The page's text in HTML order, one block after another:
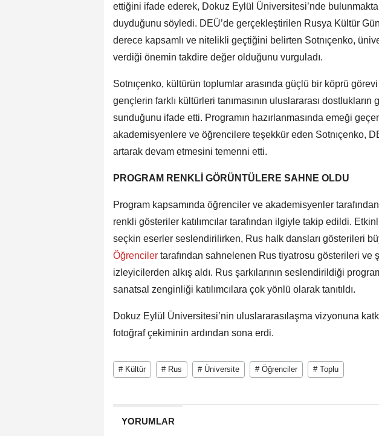
ettiğini ifade ederek, Dokuz Eylül Üniversitesi’nde
duyduğunu söyledi. DEÜ’de gerçekleştirilen Rusya Kültür
derece kapsamlı ve nitelikli geçtiğini belirten Sotnıçenko,
verdiği önemin takdire değer olduğunu vurguladı.
Sotnıçenko, kültürün toplumlar arasında güçlü bir köprü
gençlerin farklı kültürleri tanımasının uluslararası dostlukların
sunduğunu ifade etti. Programın hazırlanmasında emeği
akademisyenlere ve öğrencilere teşekkür eden Sotnıçenko,
artarak devam etmesini temenni etti.
PROGRAM RENKLİ GÖRÜNTÜLERE SAHNE OLDU
Program kapsamında öğrenciler ve akademisyenler
renkli gösteriler katılımcılar tarafından ilgiyle takip edildi.
seçkin eserler seslendirilirken, Rus halk dansları gösterileri
Öğrenciler tarafından sahnelenen Rus tiyatrosu gösterileri ve
izleyicilerden alkış aldı. Rus şarkılarının seslendirildiği
sanatsal zenginliği katılımcılara çok yönlü olarak tanıtıldı.
Dokuz Eylül Üniversitesi’nin uluslararasılaşma vizyonuna
fotoğraf çekiminin ardından sona erdi.
# Kültür # Rus # Üniversite # Öğrenciler # Toplu
YORUMLAR